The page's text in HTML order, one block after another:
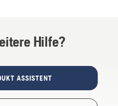
Hilfe?
ASSISTENT